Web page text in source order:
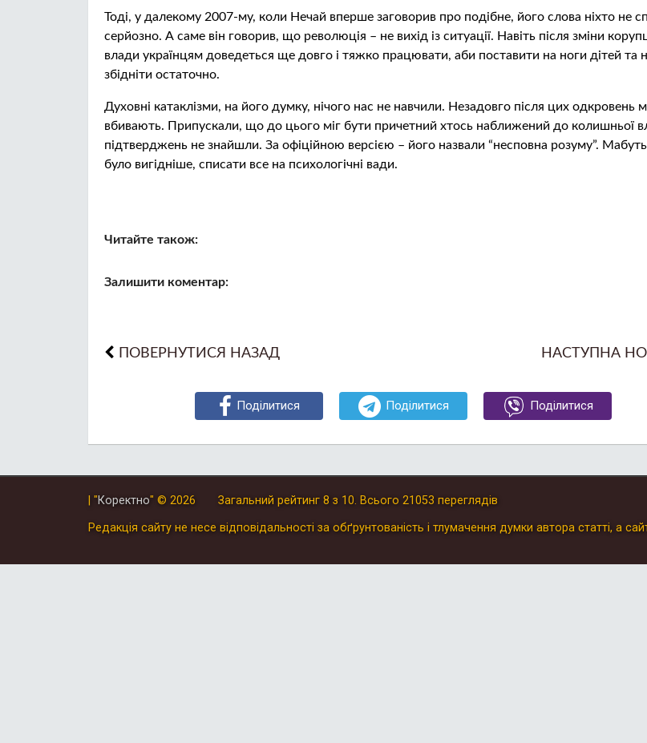
Тоді, у далекому 2007-му, коли Нечай вперше заговорив про подібне, його слова ніхто не
серйозно. А саме він говорив, що революція – не вихід із ситуації. Навіть після зміни
влади українцям доведеться ще довго і тяжко працювати, аби поставити на ноги дітей та
збідніти остаточно.
Духовні катаклізми, на його думку, нічого нас не навчили. Незадовго після цих одкровень
вбивають. Припускали, що до цього міг бути причетний хтось наближений до колишньої
підтверджень не знайшли. За офіційною версією – його назвали “несповна розуму”.
було вигідніше, списати все на психологічні вади.
Читайте також:
Залишити коментар:
ПОВЕРНУТИСЯ НАЗАД НАСТУПНА
Поділитися Поділитися Поділитися
| "Коректно" © 2026 Загальний рейтинг 8 з 10. Всього 21053 переглядів
Редакція сайту не несе відповідальності за обґрунтованість і тлумачення думки автора статті, а